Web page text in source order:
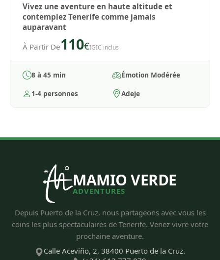
Vivez une aventure en haute altitude et
contemplez Tenerife comme jamais
auparavant
À Partir De110€IGIC inclus
8 à 45 min
Émotion Modérée
1-4 personnes
Adeje
MAMIO VERDE
ADVENTURES
Depuis Puerto de la Cruz, nous partageons avec vous les
coins les plus spectaculaires de Tenerife. Venez vivre votre
prochaine aventure.
Calle Aceviño, 2, 38400 Puerto de la Cruz.